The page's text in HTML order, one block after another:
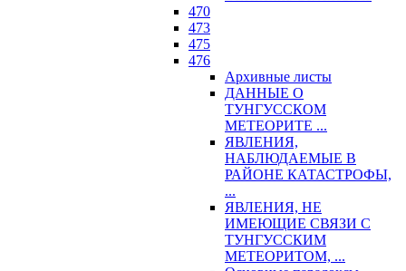
470
473
475
476
Архивные листы
ДАННЫЕ О
ТУНГУССКОМ
МЕТЕОРИТЕ ...
ЯВЛЕНИЯ,
НАБЛЮДАЕМЫЕ В
РАЙОНЕ КАТАСТРОФЫ,
...
ЯВЛЕНИЯ, НЕ
ИМЕЮЩИЕ СВЯЗИ С
ТУНГУССКИМ
МЕТЕОРИТОМ, ...